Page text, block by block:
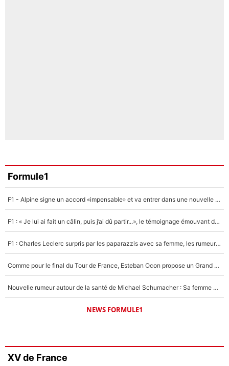
Formule1
F1 - Alpine signe un accord «impensable» et va entrer dans une nouvelle dimension : Grande nouvelle pour Pierre Gasly !
F1 : « Je lui ai fait un câlin, puis j’ai dû partir...», le témoignage émouvant de Max Verstappen sur sa fille
F1 : Charles Leclerc surpris par les paparazzis avec sa femme, les rumeurs étaient vraies !
Comme pour le final du Tour de France, Esteban Ocon propose un Grand Prix de Formule 1 à Paris : «Autour de l’Arc de Triomphe, ce serait génial» !
Nouvelle rumeur autour de la santé de Michael Schumacher : Sa femme Corinna sort du silence
NEWS FORMULE1
XV de France